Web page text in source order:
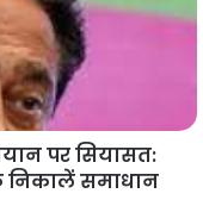
पर सियासत:
निकालें समाधान